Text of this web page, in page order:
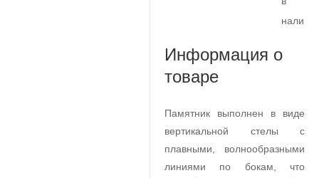
Информация о
товаре
Памятник выполнен в виде
вертикальной стелы с
плавными, волнообразными
линиями по бокам, что